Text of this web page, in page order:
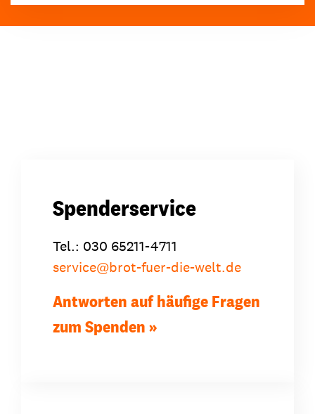
Spenderservice
Tel.: 030 65211-4711
service@brot-fuer-die-welt.de
Antworten auf häufige Fragen
zum Spenden